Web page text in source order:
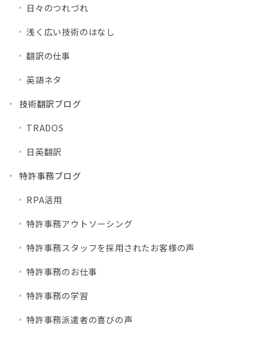
日々のつれづれ
浅く広い技術のはなし
翻訳の仕事
英語ネタ
技術翻訳ブログ
TRADOS
日英翻訳
特許事務ブログ
RPA活用
特許事務アウトソーシング
特許事務スタッフを採用されたお客様の声
特許事務のお仕事
特許事務の学習
特許事務派遣者の喜びの声